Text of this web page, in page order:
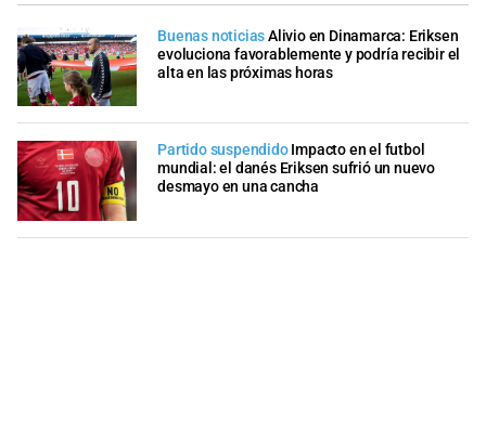
Buenas noticiasAlivio en Dinamarca: Eriksen
evoluciona favorablemente y podría recibir el
alta en las próximas horas
Partido suspendido Impacto en el futbol
mundial: el danés Eriksen sufrió un nuevo
desmayo en una cancha